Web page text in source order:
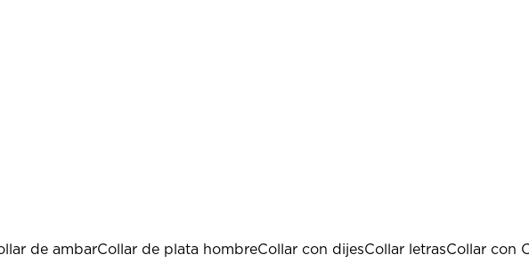
de ambarCollar de plata hombreCollar con dijesCollar letrasCollar con